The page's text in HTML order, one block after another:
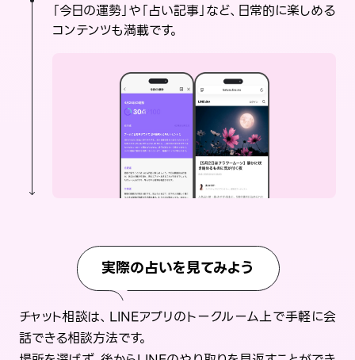
「今日の運勢」や「占い記事」など、日常的に楽しめる
コンテンツも満載です。
実際の占いを見てみよう
チャット相談は、LINEアプリのトークルーム上で手軽に会
話できる相談方法です。